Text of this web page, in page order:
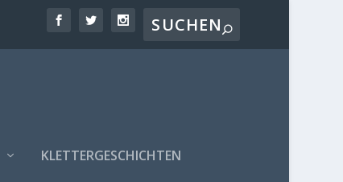
KLETTERGESCHICHTEN